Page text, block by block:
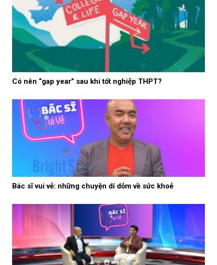
Có nên “gap year” sau khi tốt nghiệp THPT?
Bác sĩ vui vẻ: những chuyện dí dỏm về sức khoẻ